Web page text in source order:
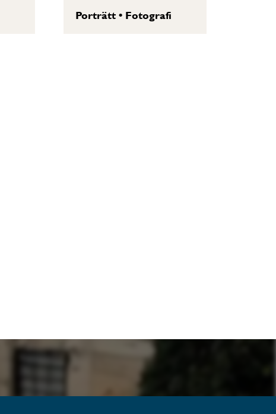
Porträtt• Fotografi